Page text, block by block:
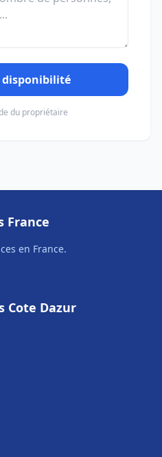
disponibilité
du propriétaire
France
en France.
Cote Dazur